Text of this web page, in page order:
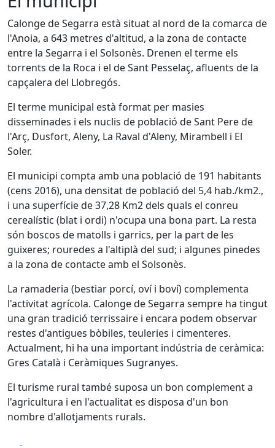
Calonge de Segarra està situat al nord de la comarca de
l'Anoia, a 643 metres d'altitud, a la zona de contacte
entre la Segarra i el Solsonès. Drenen el terme els
torrents de la Roca i el de Sant Pesselaç, afluents de la
capçalera del Llobregós.
El terme municipal està format per masies
disseminades i els nuclis de població de Sant Pere de
l'Arç, Dusfort, Aleny, La Raval d'Aleny, Mirambell i El
Soler.
El municipi compta amb una població de 191 habitants
(cens 2016), una densitat de població del 5,4 hab./km2.,
i una superfície de 37,28 Km2 dels quals el conreu
cerealístic (blat i ordi) n'ocupa una bona part. La resta
són boscos de matolls i garrics, per la part de les
guixeres; rouredes a l'altiplà del sud; i algunes pinedes
a la zona de contacte amb el Solsonès.
La ramaderia (bestiar porcí, oví i boví) complementa
l'activitat agrícola. Calonge de Segarra sempre ha tingut
una gran tradició terrissaire i encara podem observar
restes d'antigues bòbiles, teuleries i cimenteres.
Actualment, hi ha una important indústria de ceràmica:
Gres Català i Ceràmiques Sugranyes.
El turisme rural també suposa un bon complement a
l'agricultura i en l'actualitat es disposa d'un bon
nombre d'allotjaments rurals.